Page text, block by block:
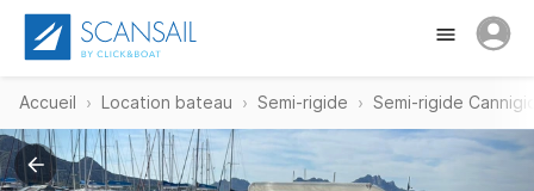
Accueil Location bateau Semi-rigide Semi-rigide